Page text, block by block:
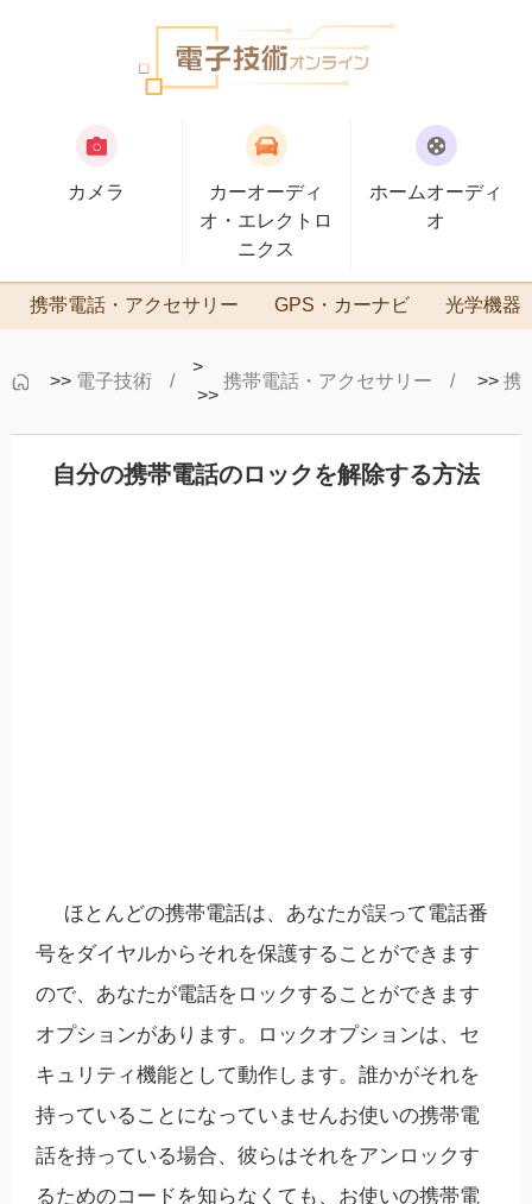
カメラ
カーオーディ
オ・エレクトロ
ニクス
ホームオーディ
オ
携帯電話・アクセサリー GPS・カーナビ 光学機器
>> 電子技術
>
>>
携帯電話・アクセサリー >> 携
自分の携帯電話のロックを解除する方法
ほとんどの携帯電話は、あなたが誤って電話番
号をダイヤルからそれを保護することができます
ので、あなたが電話をロックすることができます
オプションがあります。ロックオプションは、セ
キュリティ機能として動作します。誰かがそれを
持っていることになっていませんお使いの携帯電
話を持っている場合、彼らはそれをアンロックす
るためのコードを知らなくても、お使いの携帯電